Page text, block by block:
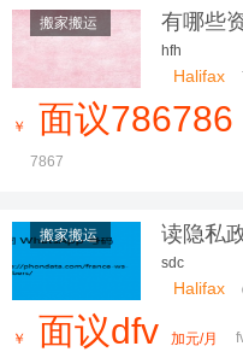
搬家搬运
有哪些
营销的
hfh
Halifax
￥ 面议786786
7867
搬家搬运
读隐私
隐私政
sdc
Halifax
￥ 面议dfv 加元/月